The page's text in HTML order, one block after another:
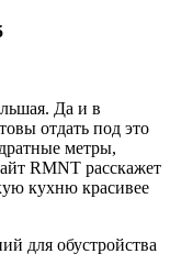
Да и в
отдать под это
метры,
RMNT расскажет
кухню красивее